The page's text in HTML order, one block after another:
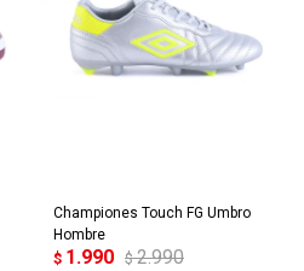
Championes Touch FG Umbro
Hombre
$ 1.990 $ 2.990